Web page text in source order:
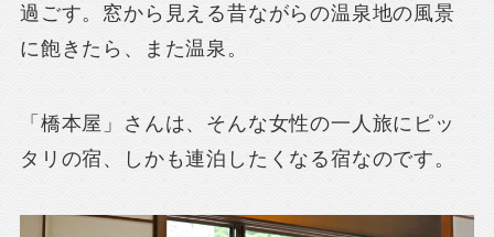
過ごす。窓から見える昔ながらの温泉地の風景
に飽きたら、また温泉。
「橋本屋」さんは、そんな女性の一人旅にピッ
タリの宿、しかも連泊したくなる宿なのです。